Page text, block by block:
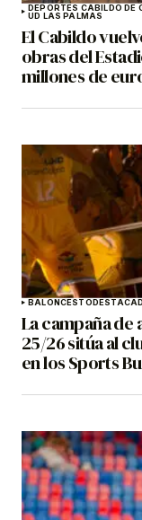
DEPORTES CABILDO DE
UD LAS PALMAS
El Cabildo
obras del
millones de
BALONCESTO
La campaña de
25/26 sitúa al
en los Sports